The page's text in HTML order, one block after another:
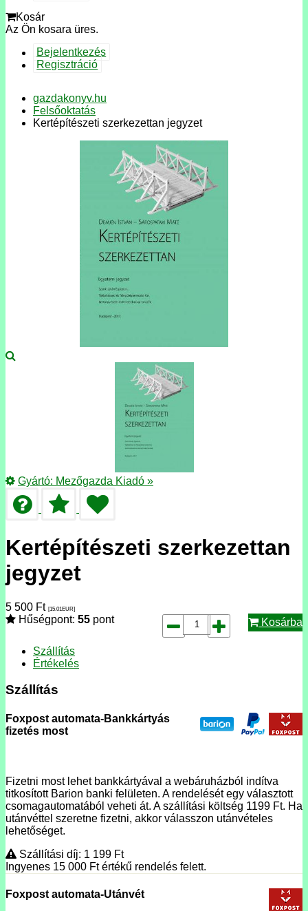
Kosár
Az Ön kosara üres.
Bejelentkezés
Regisztráció
gazdakonyv.hu
Felsőoktatás
Kertépítészeti szerkezettan jegyzet
Gyártó: Mezőgazda Kiadó »
Kertépítészeti szerkezettan
jegyzet
5 500 Ft [15.01 EUR]
Hűségpont: 55 pont Kosárba
Szállítás
Értékelés
Szállítás
Foxpost automata-Bankkártyás
fizetés most
Fizetni most lehet bankkártyával a webáruházból indítva
titkosított Barion banki felületen. A rendelését egy választott
csomagautomatából veheti át. A szállítási költség 1199 Ft. Ha
utánvéttel szeretne fizetni, akkor válasszon utánvételes
lehetőséget.
Szállítási díj: 1 199 Ft
Ingyenes 15 000 Ftértékű rendelés felett.
Foxpost automata-Utánvét